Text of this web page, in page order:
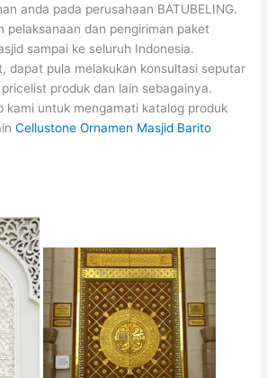
anda pada perusahaan BATUBELING.
pelaksanaan dan pengiriman paket
sampai ke seluruh Indonesia.
dapat pula melakukan konsultasi seputar
produk dan lain sebagainya.
kami untuk mengamati katalog produk
Cellustone Ornamen Masjid Barito